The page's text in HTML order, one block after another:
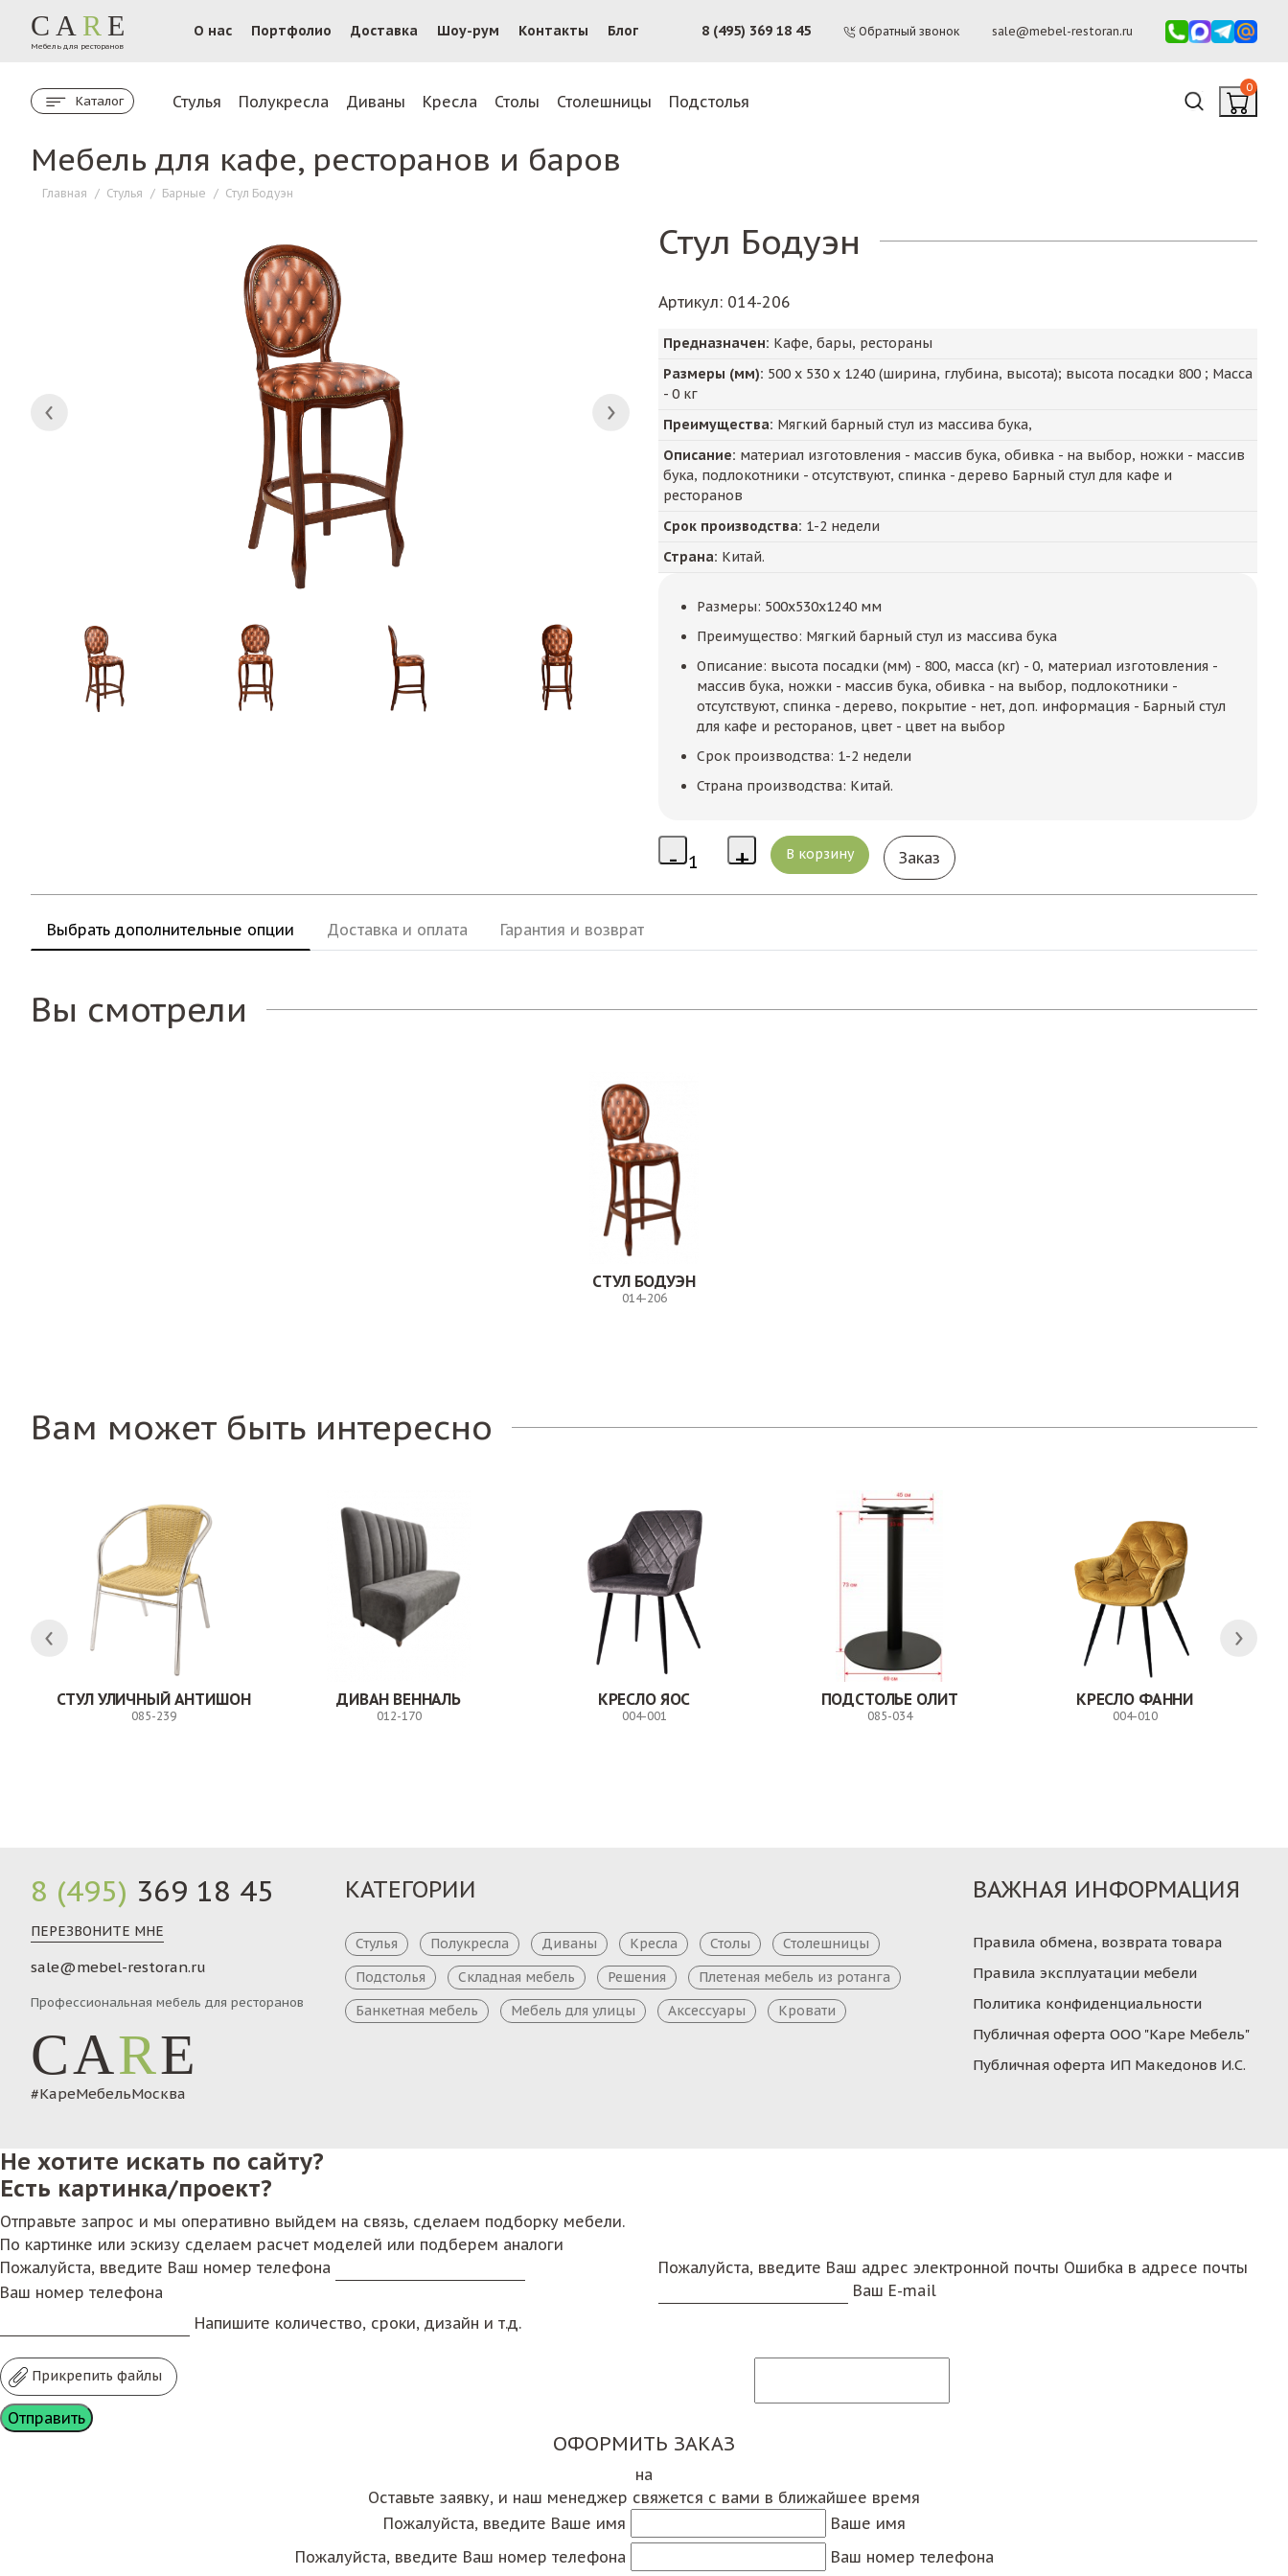
CA R E
Мебель для ресторанов
О нас Портфолио Доставка Шоу-рум Контакты Блог 8 (495) 369 18 45 Обратный звонок sale@mebel-restoran.ru
Каталог Стулья Полукресла Диваны Кресла Столы Столешницы Подстолья
0
Мебель для кафе, ресторанов и баров
Главная / Стулья / Барные / Стул Бодуэн
Стул Бодуэн
Артикул: 014-206
Предназначен: Кафе, бары, рестораны
Размеры (мм): 500 х 530 х 1240 (ширина, глубина, высота); высота посадки 800 ; Масса
- 0 кг
Преимущества: Мягкий барный стул из массива бука,
Описание: материал изготовления - массив бука, обивка - на выбор, ножки - массив
бука, подлокотники - отсутствуют, спинка - дерево Барный стул для кафе и
ресторанов
Срок производства: 1-2 недели
Страна: Китай.
Размеры: 500x530x1240 мм
Преимущество: Мягкий барный стул из массива бука
Описание: высота посадки (мм) - 800, масса (кг) - 0, материал изготовления -
массив бука, ножки - массив бука, обивка - на выбор, подлокотники -
отсутствуют, спинка - дерево, покрытие - нет, доп. информация - Барный стул
для кафе и ресторанов, цвет - цвет на выбор
Срок производства: 1-2 недели
Страна производства: Китай.
Заказ
Выбрать дополнительные опции Доставка и оплата Гарантия и возврат
Вы смотрели
СТУЛ БОДУЭН
014-206
Вам может быть интересно
СТУЛ УЛИЧНЫЙ АНТИШОН
085-239
ДИВАН ВЕННАЛЬ
012-170
КРЕСЛО ЯОС
004-001
ПОДСТОЛЬЕ ОЛИТ
085-034
КРЕСЛО ФАННИ
004-010
8 (495) 369 18 45
ПЕРЕЗВОНИТЕ МНЕ
sale@mebel-restoran.ru
Профессиональная мебель для ресторанов
CARE
#КареМебельМосква
КАТЕГОРИИ
Стулья Полукресла Диваны Кресла Столы
Столешницы
Подстолья
Складная мебель Решения
Плетеная мебель из ротанга
Банкетная мебель
Мебель для улицы Аксессуары Кровати
ВАЖНАЯ ИНФОРМАЦИЯ
Правила обмена, возврата товара
Правила эксплуатации мебели
Политика конфиденциальности
Публичная оферта ООО "Каре Мебель"
Публичная оферта ИП Македонов И.С.
Не хотите искать по сайту?
Есть картинка/проект?
Отправьте запрос и мы оперативно выйдем на связь, сделаем подборку мебели.
По картинке или эскизу сделаем расчет моделей или подберем аналоги
Пожалуйста, введите Ваш номер телефона
Ваш номер телефона
Пожалуйста, введите Ваш адрес электронной почты Ошибка в адресе почты
Ваш E-mail
Напишите количество, сроки, дизайн и т.д.
Прикрепить файлы
ОФОРМИТЬ ЗАКАЗ
на
Оставьте заявку, и наш менеджер свяжется с вами в ближайшее время
Пожалуйста, введите Ваше имя
Ваше имя
Пожалуйста, введите Ваш номер телефона
Ваш номер телефона